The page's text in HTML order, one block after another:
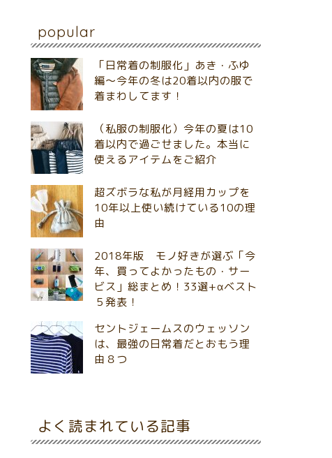
popular
「日常着の制服化」あき・ふゆ
編～今年の冬は20着以内の服で
着まわしてます！
（私服の制服化）今年の夏は10
着以内で過ごせました。本当に
使えるアイテムをご紹介
超ズボラな私が月経用カップを
10年以上使い続けている10の理
由
2018年版 モノ好きが選ぶ「今
年、買ってよかったもの・サー
ビス」総まとめ！33選+αベスト
５発表！
セントジェームスのウェッソン
は、最強の日常着だとおもう理
由８つ
よく読まれている記事